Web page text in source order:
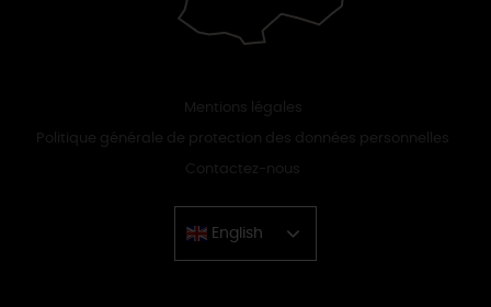
Mentions légales
Politique générale de protection des données personnelles
Contactez-nous
English
Chinese